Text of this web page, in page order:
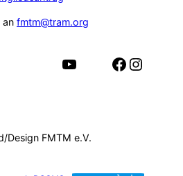
an fmtm@tram.org
Facebook Instagram
YouTube
Design FMTM e.V.